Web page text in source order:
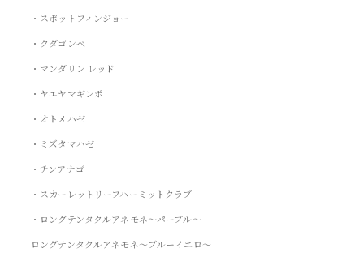
・スポットフィンジョー
・クダゴンベ
・マンダリン レッド
・ヤエヤマギンポ
・オトメハゼ
・ミズタマハゼ
・チンアナゴ
・スカーレットリーフハーミットクラブ
・ロングテンタクルアネモネ～パープル～
ロングテンタクルアネモネ～ブルーイエロ～